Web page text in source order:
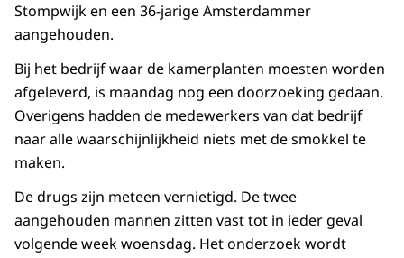
Stompwijk en een 36-jarige Amsterdammer
aangehouden.
Bij het bedrijf waar de kamerplanten moesten worden
afgeleverd, is maandag nog een doorzoeking gedaan.
Overigens hadden de medewerkers van dat bedrijf
naar alle waarschijnlijkheid niets met de smokkel te
maken.
De drugs zijn meteen vernietigd. De twee
aangehouden mannen zitten vast tot in ieder geval
volgende week woensdag. Het onderzoek wordt